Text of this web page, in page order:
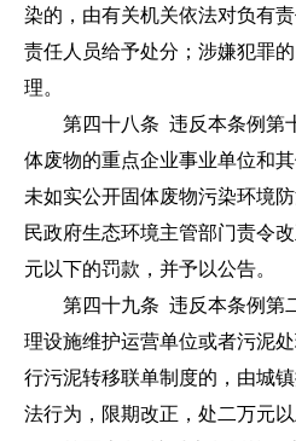
染的，由有关机关依法对负有
责任人员给予处分；涉嫌犯罪
理。
第四十八条 违反本条例第
体废物的重点企业事业单位和
未如实公开固体废物污染环境
民政府生态环境主管部门责令
元以下的罚款，并予以公告。
第四十九条 违反本条例第
理设施维护运营单位或者污泥
行污泥转移联单制度的，由城
法行为，限期改正，处二万元